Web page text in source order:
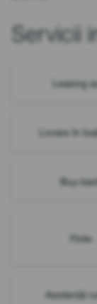
Servicii
Leasing
Livrare în
Buy-
Flote
Asistență